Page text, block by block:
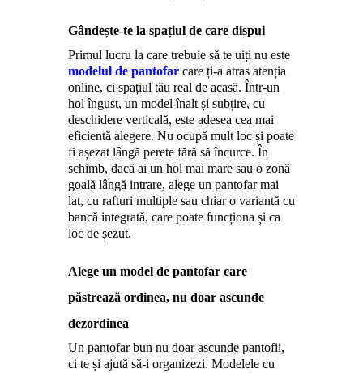
Gândește-te la spațiul de care dispui
Primul lucru la care trebuie să te uiți nu este
modelul de pantofar care ți-a atras atenția
online, ci spațiul tău real de acasă. Într-un
hol îngust, un model înalt și subțire, cu
deschidere verticală, este adesea cea mai
eficientă alegere. Nu ocupă mult loc și poate
fi așezat lângă perete fără să încurce. În
schimb, dacă ai un hol mai mare sau o zonă
goală lângă intrare, alege un pantofar mai
lat, cu rafturi multiple sau chiar o variantă cu
bancă integrată, care poate funcționa și ca
loc de șezut.
Alege un model de pantofar care
păstrează ordinea, nu doar ascunde
dezordinea
Un pantofar bun nu doar ascunde pantofii,
ci te și ajută să-i organizezi. Modelele cu